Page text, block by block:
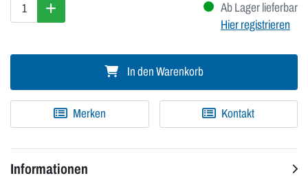
Ab Lager lieferbar
Hier registrieren
In den Warenkorb
Merken Kontakt
Informationen